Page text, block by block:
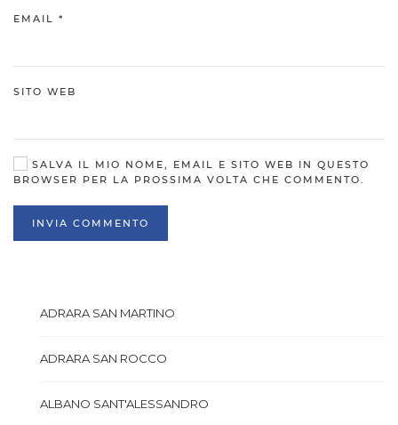
EMAIL *
SITO WEB
SALVA IL MIO NOME, EMAIL E SITO WEB IN QUESTO
BROWSER PER LA PROSSIMA VOLTA CHE COMMENTO.
INVIA COMMENTO
ADRARA SAN MARTINO
ADRARA SAN ROCCO
ALBANO SANT'ALESSANDRO